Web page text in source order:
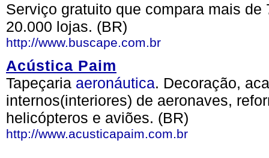
Serviço gratuito que compara mais
20.000 lojas. (BR)
http://www.buscape.com.br
Acústica Paim
Tapeçaria aeronáutica. Decoração,
internos(interiores) de aeronaves,
helicópteros e aviões. (BR)
http://www.acusticapaim.com.br